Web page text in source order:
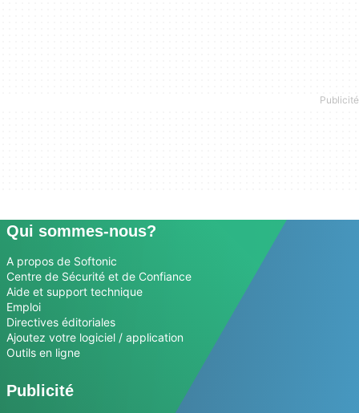
Qui sommes-nous?
A propos de Softonic
Centre de Sécurité et de Confiance
Aide et support technique
Emploi
Directives éditoriales
Ajoutez votre logiciel / application
Outils en ligne
Publicité